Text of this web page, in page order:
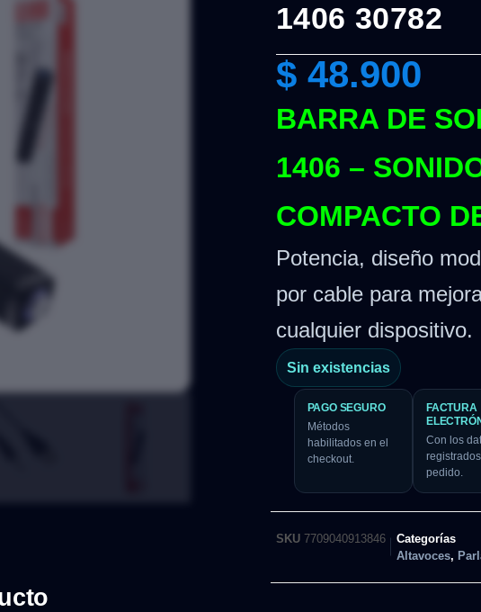
1406 30782
$48.900
BARRA DE
1406 –
COMPACTO
Potencia, diseño
por cable para
cualquier dispositivo.
Sin existencias
PAGO SEGURO
Métodos
habilitados en el
checkout.
FACTURA
Con los
pedido.
SKU 7709040913846
Categorías
Altavoces,